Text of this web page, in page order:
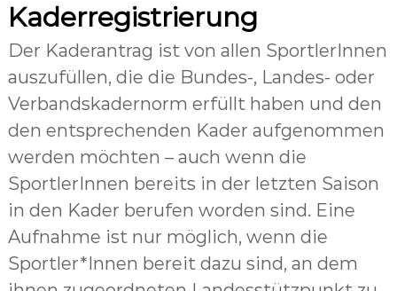
Kaderregistrierung
Der Kaderantrag ist von allen SportlerInnen
auszufüllen, die die Bundes-, Landes- oder
Verbandskadernorm erfüllt haben und den
den entsprechenden Kader aufgenommen
werden möchten – auch wenn die
SportlerInnen bereits in der letzten Saison
in den Kader berufen worden sind. Eine
Aufnahme ist nur möglich, wenn die
Sportler*Innen bereit dazu sind, an dem